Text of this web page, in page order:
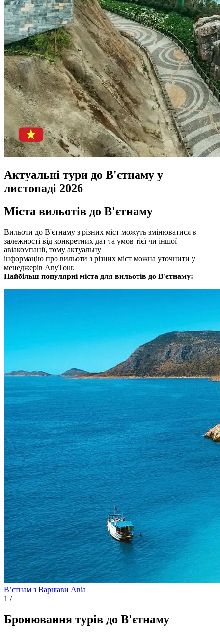
Актуальні тури до В'єтнаму у
листопаді 2026
Міста вильотів до В'єтнаму
Вильоти до В'єтнаму з різних міст можуть змінюватися в
залежності від конкретних дат та умов тієї чи іншої
авіакомпанії, тому актуальну
інформацію про вильоти з різних міст можна уточнити у
менеджерів AnyTour.
Найбільш популярні міста для вильотів до В'єтнаму:
Вʼєтнам з Варшави Авіа
1 /
Бронювання турів до В'єтнаму